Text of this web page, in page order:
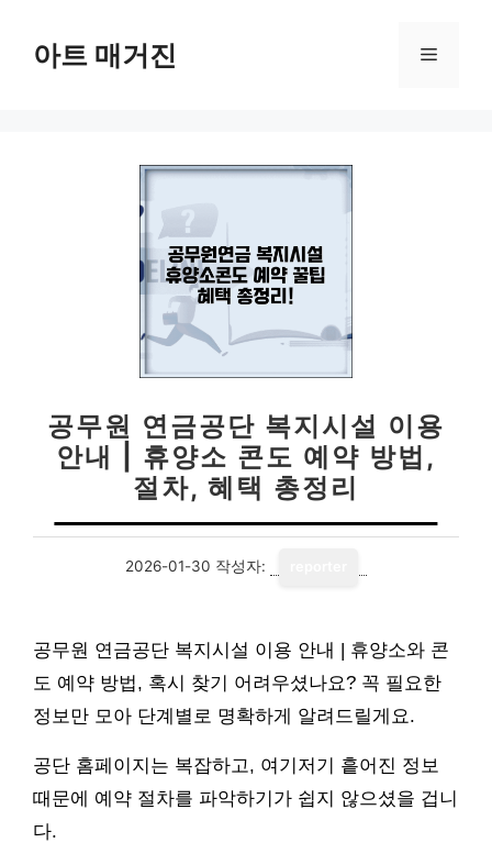
아트 매거진 메
공무원 연금공단 복지시설 이용
안내 | 휴양소 콘도 예약 방법,
절차, 혜택 총정리
2026-01-30 작성자:
공무원 연금공단 복지시설 이용 안내 | 휴양소와 콘
도 예약 방법, 혹시 찾기 어려우셨나요? 꼭 필요한
정보만 모아 단계별로 명확하게 알려드릴게요.
공단 홈페이지는 복잡하고, 여기저기 흩어진 정보
때문에 예약 절차를 파악하기가 쉽지 않으셨을 겁니
다.